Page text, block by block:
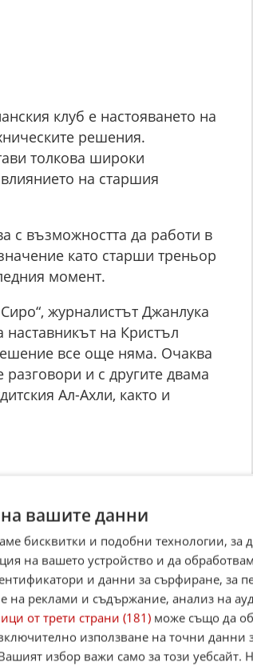
клуб е настояването на
решения.
толкова широки
на старшия
с възможността да работи в
като старши треньор
момент.
журналистът Джанлука
на Кристъл
все още няма. Очаква
и с другите двама
Ал-Ахли, както и
Оценка
,канал Viber,X
вашите данни
бисквитки и подобни технологии, за
на вашето устройство и да
и данни за сърфиране, за
на реклами и съдържание, анализ на
от трети страни (181) може също да
използване на точни данни
избор важи само за този уебсайт.